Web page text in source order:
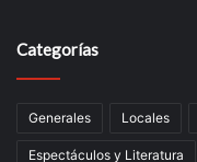
Categorías
Generales Locales
Espectáculos y Literatura